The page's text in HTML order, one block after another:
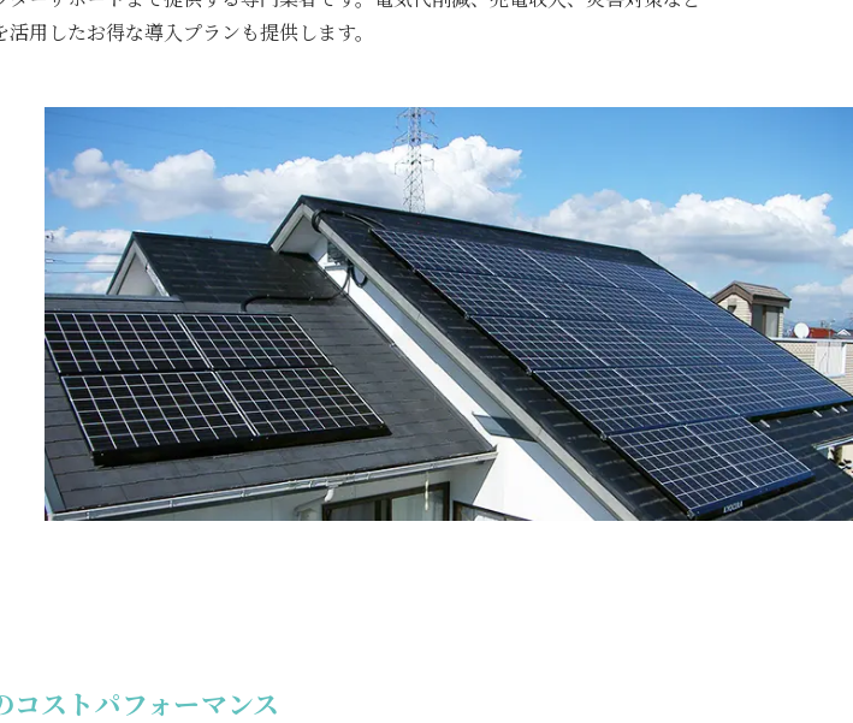
用したお得な導入プランも提供します。
コストパフォーマンス